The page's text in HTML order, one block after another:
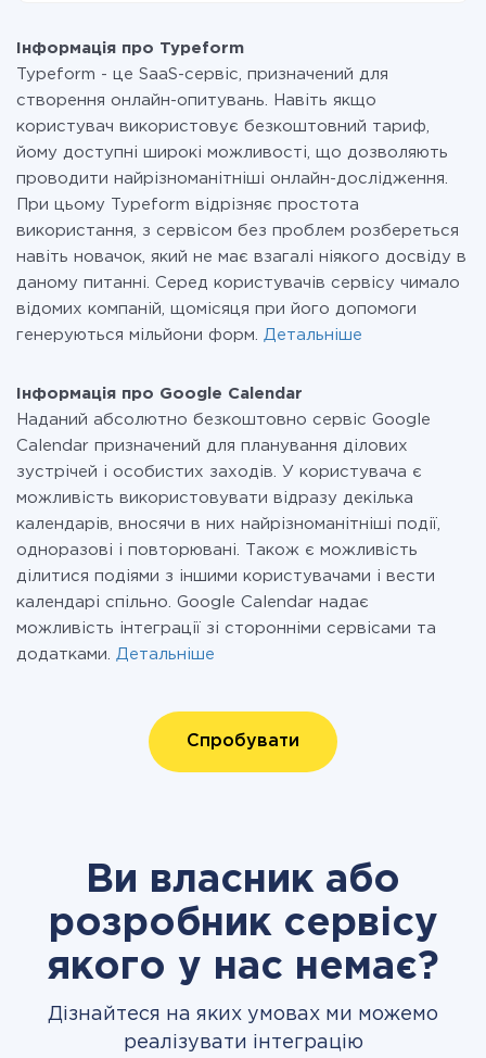
при необхідності. Детальніше про
Інформація про Typeform
Typeform - це SaaS-сервіс, призначений для
створення онлайн-опитувань. Навіть якщо
користувач використовує безкоштовний тариф,
йому доступні широкі можливості, що дозволяють
проводити найрізноманітніші онлайн-дослідження.
При цьому Typeform відрізняє простота
використання, з сервісом без проблем розбереться
навіть новачок, який не має взагалі ніякого досвіду в
даному питанні. Серед користувачів сервісу чимало
відомих компаній, щомісяця при його допомоги
генеруються мільйони форм. Детальніше
Інформація про Google Calendar
Наданий абсолютно безкоштовно сервіс Google
Calendar призначений для планування ділових
зустрічей і особистих заходів. У користувача є
можливість використовувати відразу декілька
календарів, вносячи в них найрізноманітніші події,
одноразові і повторювані. Також є можливість
ділитися подіями з іншими користувачами і вести
календарі спільно. Google Calendar надає
можливість інтеграції зі сторонніми сервісами та
додатками. Детальніше
Спробувати
Ви власник або
розробник сервісу
якого у нас немає?
Дізнайтеся на яких умовах ми можемо
реалізувати інтеграцію